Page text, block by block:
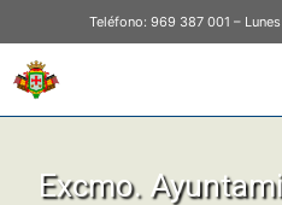
Teléfono: 969 387 001 –
Excmo.